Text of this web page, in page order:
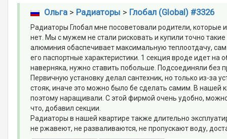
Ольга> Радиаторы > Глобал (Global) #3326
Радиаторы Глобал мне посоветовали родители, которые
нет. Мы с мужем не стали рисковать и купили точно
алюминия обаспечивает максимальную теплоотдачу,
его паспортные характеристики. 1 секция вроде идет
наверняка, нужно ставить побольше. Подсоединяли без
Первичную установку делал сантехник, но только из-за
стояк, иначе это можно было бе сделать самим. В нашей
поэтому наращивали. С этой фирмой очень удобно,
что, добавил секции.
Радиаторы в нашей квартире также длительно
не ржавеют, не разваливаются, не пропускают воду,